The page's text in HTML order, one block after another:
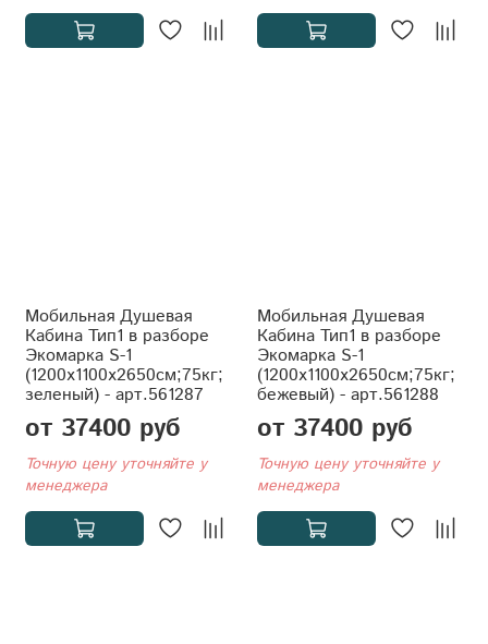
Мобильная Душевая
Кабина Тип1 в разборе
Экомарка S-1
(1200x1100x2650см;75кг;
зеленый) - арт.561287
от 37400 руб
Точную цену уточняйте у
менеджера
Мобильная Душевая
Кабина Тип1 в разборе
Экомарка S-1
(1200x1100x2650см;75кг;
бежевый) - арт.561288
от 37400 руб
Точную цену уточняйте у
менеджера